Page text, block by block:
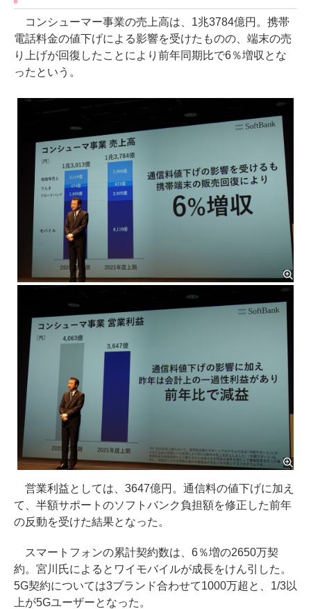
コンシューマー事業の売上高は、1兆3784億円。携帯
電話料金の値下げによる影響を受けたものの、端末の売
り上げが回復したことにより前年同期比で6％増収とな
ったという。
営業利益としては、3647億円。通信料の値下げに加え
て、半額サポートのソフトバンク負担額を修正した前年
の反動を受けた結果となった。
スマートフォンの累計契約数は、6％増の2650万契
約。宮川氏によるとワイモバイルが成長をけん引した。
5G契約については3ブランド合わせて1000万超と、1/3以
上が5Gユーザーとなった。